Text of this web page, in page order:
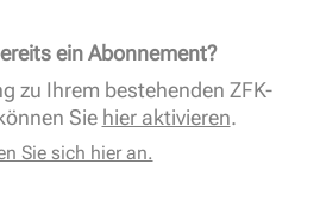
ein Abonnement?
zu Ihrem bestehenden ZFK-
Sie hier aktivieren.
Sie sich hier an.